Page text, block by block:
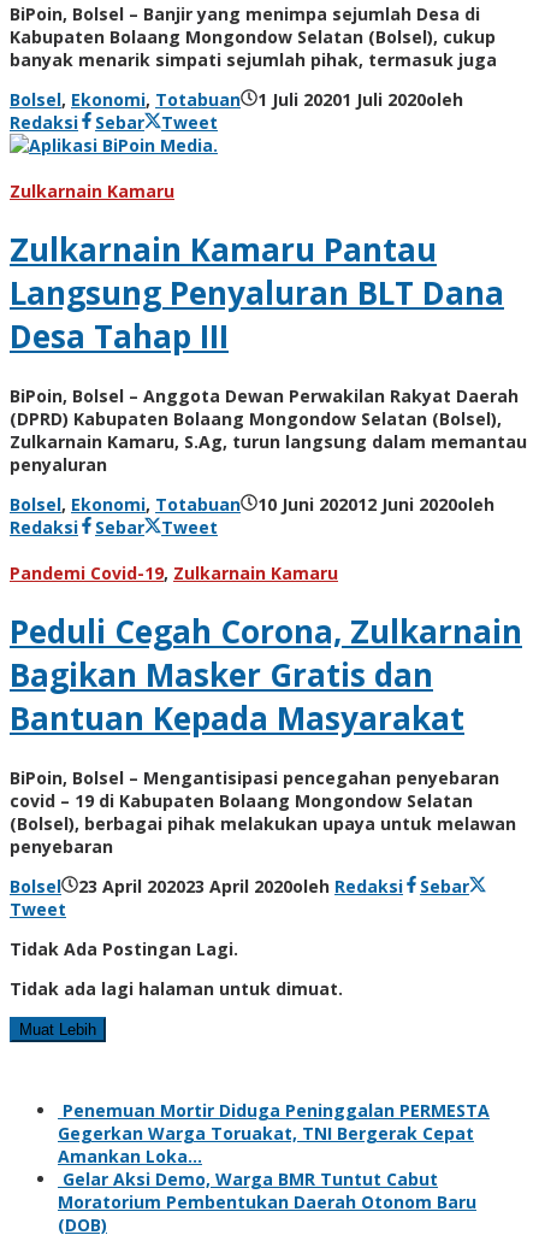
BiPoin, Bolsel – Banjir yang menimpa sejumlah Desa di
Kabupaten Bolaang Mongondow Selatan (Bolsel), cukup
banyak menarik simpati sejumlah pihak, termasuk juga
Bolsel, Ekonomi, Totabuan 1 Juli 20201 Juli 2020oleh
Redaksi
Sebar Tweet
Zulkarnain Kamaru
Zulkarnain Kamaru Pantau
Langsung Penyaluran BLT Dana
Desa Tahap III
BiPoin, Bolsel – Anggota Dewan Perwakilan Rakyat Daerah
(DPRD) Kabupaten Bolaang Mongondow Selatan (Bolsel),
Zulkarnain Kamaru, S.Ag, turun langsung dalam memantau
penyaluran
Bolsel, Ekonomi, Totabuan 10 Juni 202012 Juni 2020oleh
Redaksi
Sebar
Tweet
Pandemi Covid-19, Zulkarnain Kamaru
Peduli Cegah Corona, Zulkarnain
Bagikan Masker Gratis dan
Bantuan Kepada Masyarakat
BiPoin, Bolsel – Mengantisipasi pencegahan penyebaran
covid – 19 di Kabupaten Bolaang Mongondow Selatan
(Bolsel), berbagai pihak melakukan upaya untuk melawan
penyebaran
Bolsel
23 April 202023 April 2020oleh Redaksi
Sebar
Tweet
Tidak Ada Postingan Lagi.
Tidak ada lagi halaman untuk dimuat.
Muat Lebih
Penemuan Mortir Diduga Peninggalan PERMESTA
Gegerkan Warga Toruakat, TNI Bergerak Cepat
Amankan Loka…
Gelar Aksi Demo, Warga BMR Tuntut Cabut
Moratorium Pembentukan Daerah Otonom Baru
(DOB)